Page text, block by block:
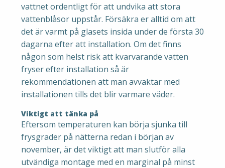
vattnet ordentligt för att undvika att stora
vattenblåsor uppstår. Försäkra er alltid om att
det är varmt på glasets insida under de första 30
dagarna efter att installation. Om det finns
någon som helst risk att kvarvarande vatten
fryser efter installation så är
rekommendationen att man avvaktar med
installationen tills det blir varmare väder.
Viktigt att tänka på
Eftersom temperaturen kan börja sjunka till
frysgrader på nätterna redan i början av
november, är det viktigt att man slutför alla
utvändiga montage med en marginal på minst